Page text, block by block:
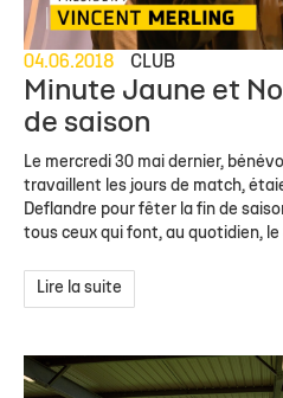
04.06.2018 CLUB
Minute Jaune et
de saison
Le mercredi 30 mai dernier,
travaillent les jours de match,
Deflandre pour fêter la fin de
tous ceux qui font, au quotidien, le
Lire la suite